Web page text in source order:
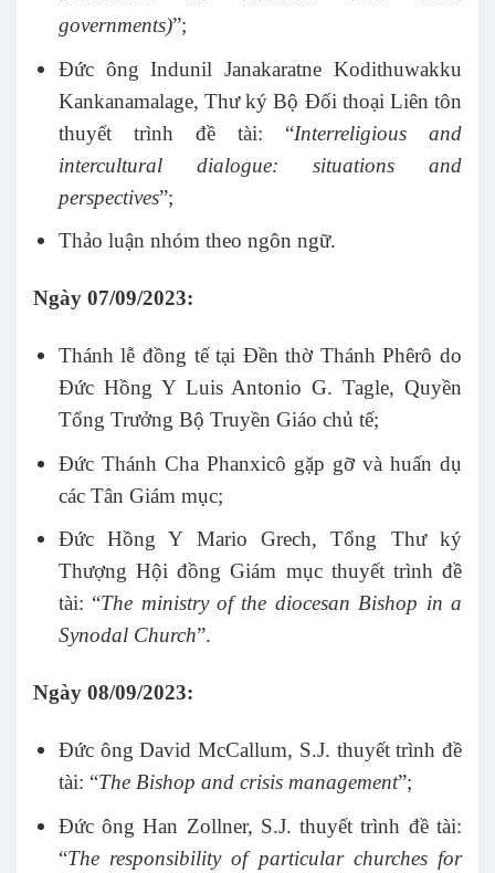
governments)”;
Đức ông Indunil Janakaratne Kodithuwakku
Kankanamalage, Thư ký Bộ Đối thoại Liên tôn
thuyết trình đề tài: “Interreligious and
intercultural dialogue: situations and
perspectives”;
Thảo luận nhóm theo ngôn ngữ.
Ngày 07/09/2023:
Thánh lễ đồng tế tại Đền thờ Thánh Phêrô do
Đức Hồng Y Luis Antonio G. Tagle, Quyền
Tổng Trưởng Bộ Truyền Giáo chủ tế;
Đức Thánh Cha Phanxicô gặp gỡ và huấn dụ
các Tân Giám mục;
Đức Hồng Y Mario Grech, Tổng Thư ký
Thượng Hội đồng Giám mục thuyết trình đề
tài: “The ministry of the diocesan Bishop in a
Synodal Church”.
Ngày 08/09/2023:
Đức ông David McCallum, S.J. thuyết trình đề
tài: “The Bishop and crisis management”;
Đức ông Han Zollner, S.J. thuyết trình đề tài:
“The responsibility of particular churches for